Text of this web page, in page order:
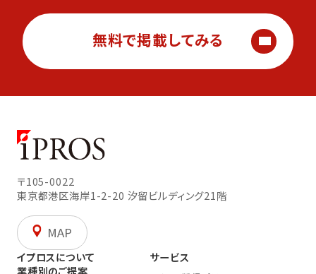
無料で掲載してみる
〒105-0022
東京都港区海岸1-2-20 汐留ビルディング21階
MAP
イプロスについて
業種別のご提案
サービス